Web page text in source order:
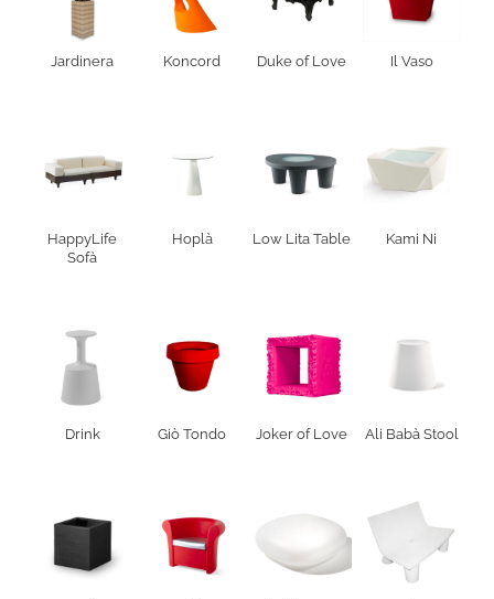
Jardinera Koncord Duke of Love Il Vaso
HappyLife
Sofà
Hoplà Low Lita Table Kami Ni
Drink Giò Tondo Joker of Love Ali Babà Stool